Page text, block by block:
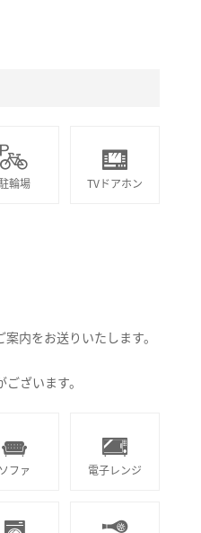
輪場 TVドアホン
内をお送りいたします。
ざいます。
ソファ 電子レンジ